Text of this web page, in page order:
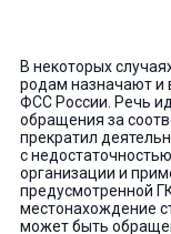
В некоторых
родам назначают и
ФСС России. Речь
обращения за
прекратил
с
организации и
предусмотренной
местонахождение
может быть